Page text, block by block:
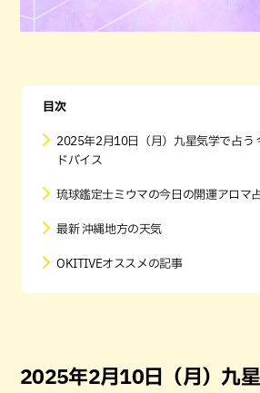
目次
2025年2月10日（月）九星気学で占う
ドバイス
琉球鑑定士ミウマの今日の開運アロマ
最新 沖縄地方の天気
OKITIVEオススメの記事
2025年2月10日（月）九